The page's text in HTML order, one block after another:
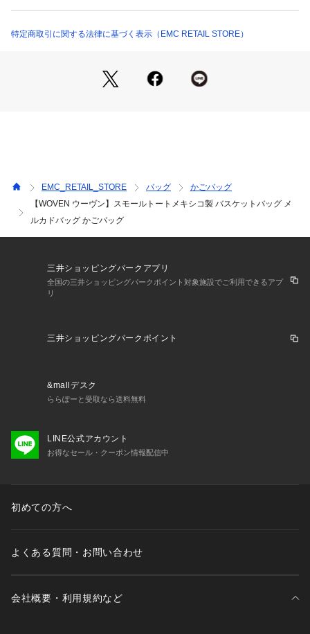
A4サイズが横にすっぽり入り容量もたっぷり。履き替え用のシ
（内布はレハンドル、タッセルと同系色になります。）
【ブランド紹介】
させたリラックスシューズブランドです。
「WOVEN」その名のとおり、国境を越えて様々な感性やアイ
をイメージしています。
特定商取引に関する法律に基づく表示（EMC RETAIL STORE）
EMC_RETAIL_STORE バッグ
かごバッグ
【WOVEN ウーヴン】スモールトートメキシコ製 バスケットバッグ メ
ルカドバッグ かごバッグ
三井ショッピングパークアプリ
全国の三井ショッピングパークポイント対象施設でご利用できるアプ
リ
三井ショッピングパークポイント
&mallデスク
ららぽーと受取なら送料無料
LINE公式アカウント
お得なセール・クーポン情報配信中
初めての方へ
よくある質問・お問い合わせ
会社概要・利用規約など